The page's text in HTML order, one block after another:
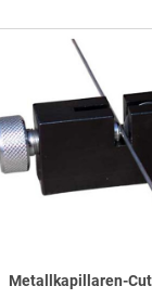
Metallkapillaren-